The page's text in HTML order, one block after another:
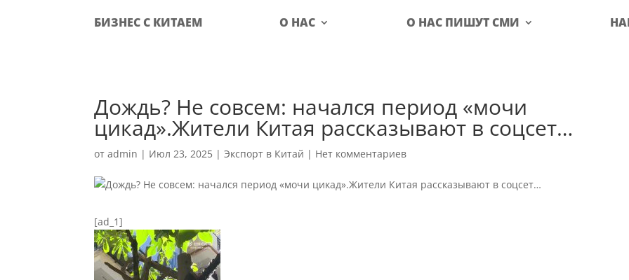
БИЗНЕС С КИТАЕМ О НАС О НАС ПИШУТ СМИ
Дождь? Не совсем: начался период «мочи
цикад».Жители Китая рассказывают в соцсет…
отadmin | Июл 23, 2025 |Экспорт в Китай | Нет комментариев
[ad_1]